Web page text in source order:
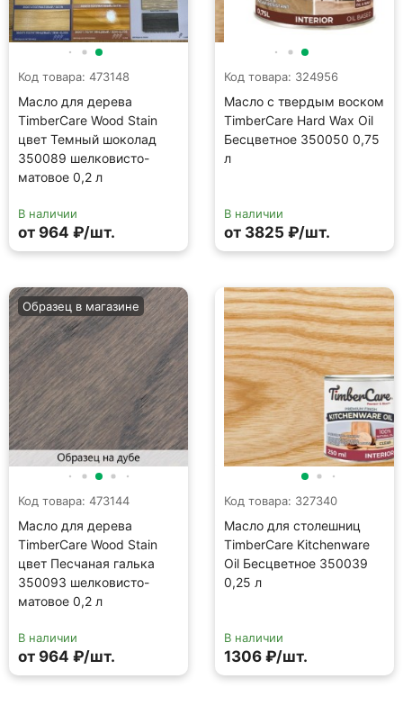
Код товара: 473148
Масло для дерева
TimberCare Wood Stain
цвет Темный шоколад
350089 шелковисто-
матовое 0,2 л
В наличии
от 964 ₽/шт.
Код товара: 324956
Масло с твердым воском
TimberCare Hard Wax Oil
Бесцветное 350050 0,75
л
В наличии
от 3825 ₽/шт.
Код товара: 473144
Масло для дерева
TimberCare Wood Stain
цвет Песчаная галька
350093 шелковисто-
матовое 0,2 л
Образец в магазине
В наличии
от 964 ₽/шт.
Код товара: 327340
Масло для столешниц
TimberCare Kitchenware
Oil Бесцветное 350039
0,25 л
В наличии
1306 ₽/шт.